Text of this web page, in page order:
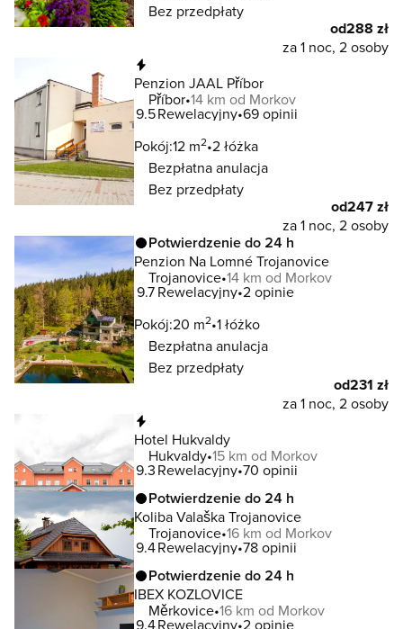
Bez przedpłaty
od288 zł
za 1 noc, 2 osoby
Penzion JAAL Příbor
Příbor 14 km od Morkov
9.5Rewelacyjny 69 opinii
Pokój:12 m2 2 łóżka
Bezpłatna anulacja
Bez przedpłaty
od247 zł
za 1 noc, 2 osoby
Potwierdzenie do 24 h
Penzion Na Lomné Trojanovice
Trojanovice 14 km od Morkov
9.7Rewelacyjny 2 opinie
Pokój:20 m2 1 łóżko
Bezpłatna anulacja
Bez przedpłaty
od231 zł
za 1 noc, 2 osoby
Hotel Hukvaldy
Hukvaldy 15 km od Morkov
9.3Rewelacyjny 70 opinii
Potwierdzenie do 24 h
Koliba Valaška Trojanovice
Trojanovice 16 km od Morkov
9.4Rewelacyjny 78 opinii
Potwierdzenie do 24 h
IBEX KOZLOVICE
Měrkovice 16 km od Morkov
9.4Rewelacyjny 2 opinie